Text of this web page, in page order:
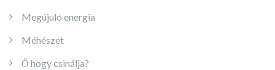
Megújuló energia
Méhészet
Ő hogy csinálja?